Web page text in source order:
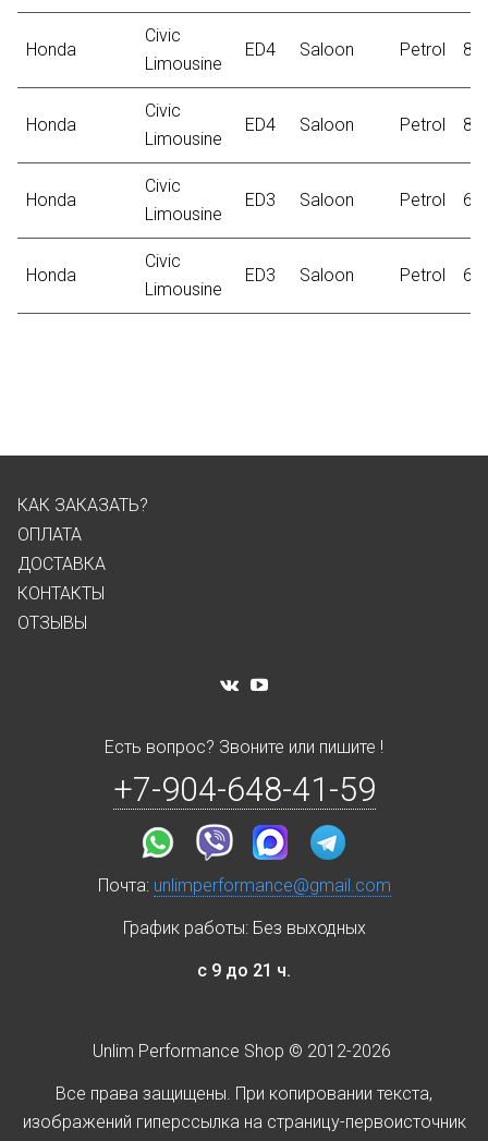
Honda
Civic
Limousine
ED4 Saloon Petrol 81
Honda
Civic
Limousine
ED4 Saloon Petrol 80
Honda
Civic
Limousine
ED3 Saloon Petrol 66
Honda
Civic
Limousine
ED3 Saloon Petrol 66
КАК ЗАКАЗАТЬ?
ОПЛАТА
ДОСТАВКА
КОНТАКТЫ
ОТЗЫВЫ
Есть вопрос? Звоните или пишите !
+7-904-648-41-59
Почта: unlimperformance@gmail.com
График работы: Без выходных
с 9 до 21 ч.
Unlim Performance Shop © 2012-2026
Все права защищены. При копировании текста,
изображений гиперссылка на страницу-первоисточник